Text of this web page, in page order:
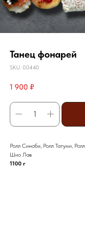
Танец фонарей
SKU: 00440
1 900 ₽
Ролл Синоби, Ролл Татуми,
Шио Лав
1100 г